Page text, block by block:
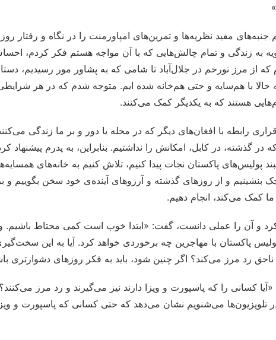
جنبه‌های مفید نظریه‌ها و تمرین‌های امپاورمنت را در نگاه و رفتار
به زندگی و تمام چالش‌هایی که با آن مواجه هستم فکر کردم،
که از مرز تورخم در جلال‌آباد تا شامی که به پشاور مور رسیدیم،
حالا با هم‌سایه‌ و حتی هم‌خانه شده ایم. متوجه شدم که در هر
هستند که به یکدیگر کمک می‌کنند.
رابطه با افغان‌های دیگر که در محله یا دور و بر ما زندگی
در گذشته، در کابل، امکانش را نداشتیم. بنابراین، به پدرم پیشنهاد
پولیس‌های پاکستان نجات پیدا کنیم، تلاش کنیم به خانه‌های
و از روزهای گذشته و آرزوهای آینده‌ی خود سخن بگوییم و
کمک می‌کند، انجام دهیم.
کرد و آن را عملی دانست، گفت: «ابتدا خوب است کمی محتاط باشیم.
پاکستان با مهاجرین چه برخوردی خواهد کرد. آیا به این
ناحق رد مرز می‌کند؟ اگر چنین شود، باید به فکر روزهای دشوارتری
کسانی را که پاسپورت و ویزا دارند نیز می‌گیرند و رد مرز
در تلویزیون‌ها می‌شنویم نشان می‌دهد که حتی کسانی که پاسپورت و